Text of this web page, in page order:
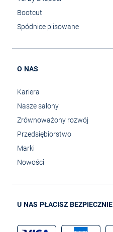
Bootcut
Spódnice plisowane
O NAS
Kariera
Nasze salony
Zrównoważony rozwój
Przedsiębiorstwo
Marki
Nowości
U NAS PŁACISZ BEZPIECZNIE